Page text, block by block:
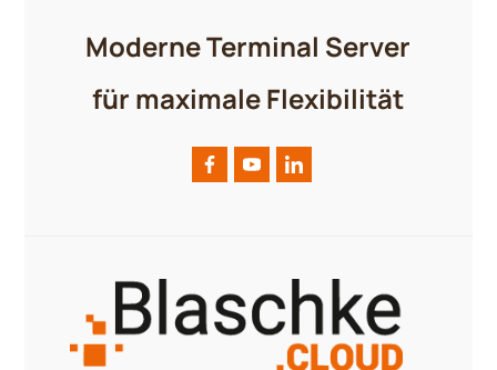
Moderne Terminal Server
für maximale Flexibilität